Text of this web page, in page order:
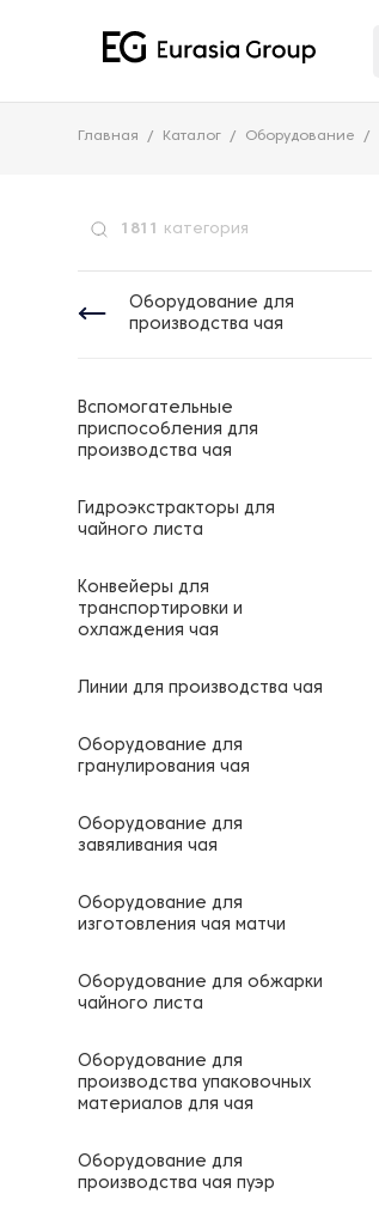
Главная Каталог Оборудование
1811 категория
Оборудование для
производства чая
Вспомогательные
приспособления для
производства чая
Гидроэкстракторы для
чайного листа
Конвейеры для
транспортировки и
охлаждения чая
Линии для производства чая
Оборудование для
гранулирования чая
Оборудование для
завяливания чая
Оборудование для
изготовления чая матчи
Оборудование для обжарки
чайного листа
Оборудование для
производства упаковочных
материалов для чая
Оборудование для
производства чая пуэр